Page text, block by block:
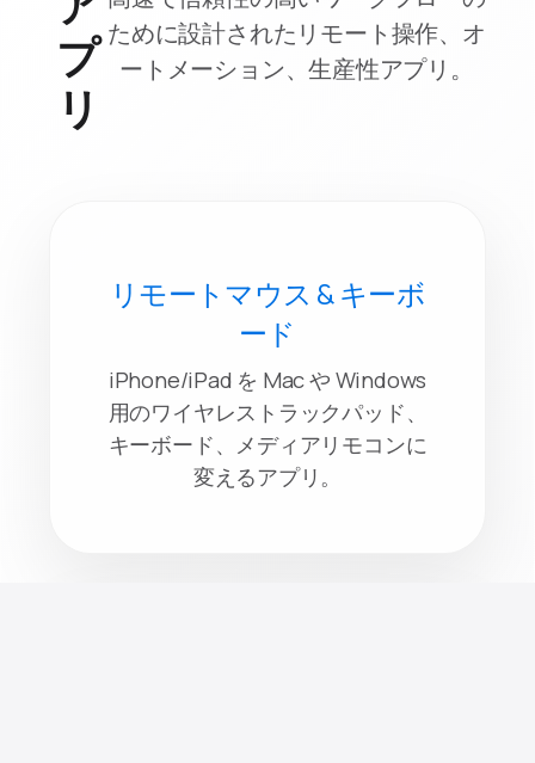
プ
リ
ために設計されたリモート操作、オ
ートメーション、生産性アプリ。
リモートマウス & キーボ
ード
iPhone/iPad を Mac や Windows
用のワイヤレストラックパッド、
キーボード、メディアリモコンに
変えるアプリ。